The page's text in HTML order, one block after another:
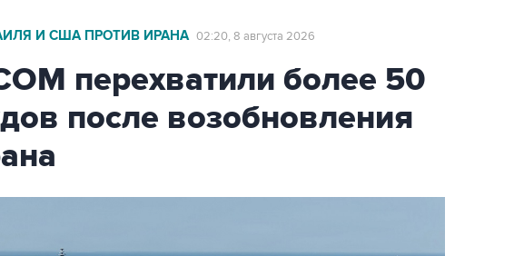
И США ПРОТИВ ИРАНА 02:20, 8 августа 2026
перехватили более 50
после возобновления